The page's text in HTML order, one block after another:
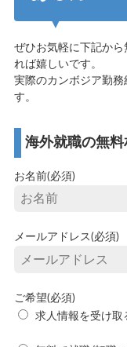
ぜひお気軽に下記か
れば嬉しいです。
実際のカンボジア勤
す。
海外就職の無
お名前(必須)
メールアドレス(必須)
ご希望(必須)
求人情報を受け取